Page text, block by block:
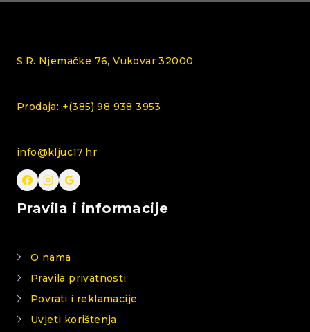
S.R. Njemačke 76, Vukovar 32000
Prodaja: +(385) 98 938 3953
info@kljuc17.hr
Pravila i informacije
O nama
Pravila privatnosti
Povrati i reklamacije
Uvjeti korištenja